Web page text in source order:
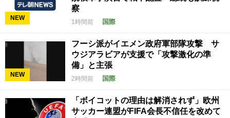
NEW
察
1時間前 国際
NEW
フーシ派がイエメン政府軍部隊攻撃 サ
ウジアラビアが支援で「攻撃激化の準
備」と主張
2時間前 国際
「ボイコットの理由は解消されず」欧州
サッカー連盟がFIFA会長不信任を改めて